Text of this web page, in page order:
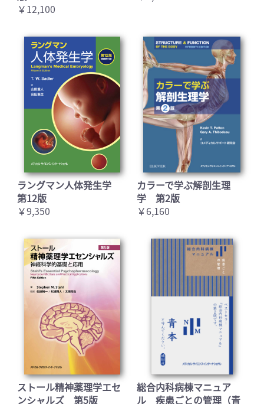
￥12,100
ラングマン人体発生学
第12版
￥9,350
カラーで学ぶ解剖生理
学 第2版
￥6,160
ストール精神薬理学エセ
ンシャルズ 第5版
総合内科病棟マニュア
ル 疾患ごとの管理（青